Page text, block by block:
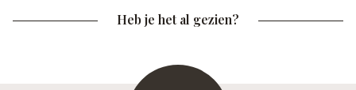
Heb je het al gezien?